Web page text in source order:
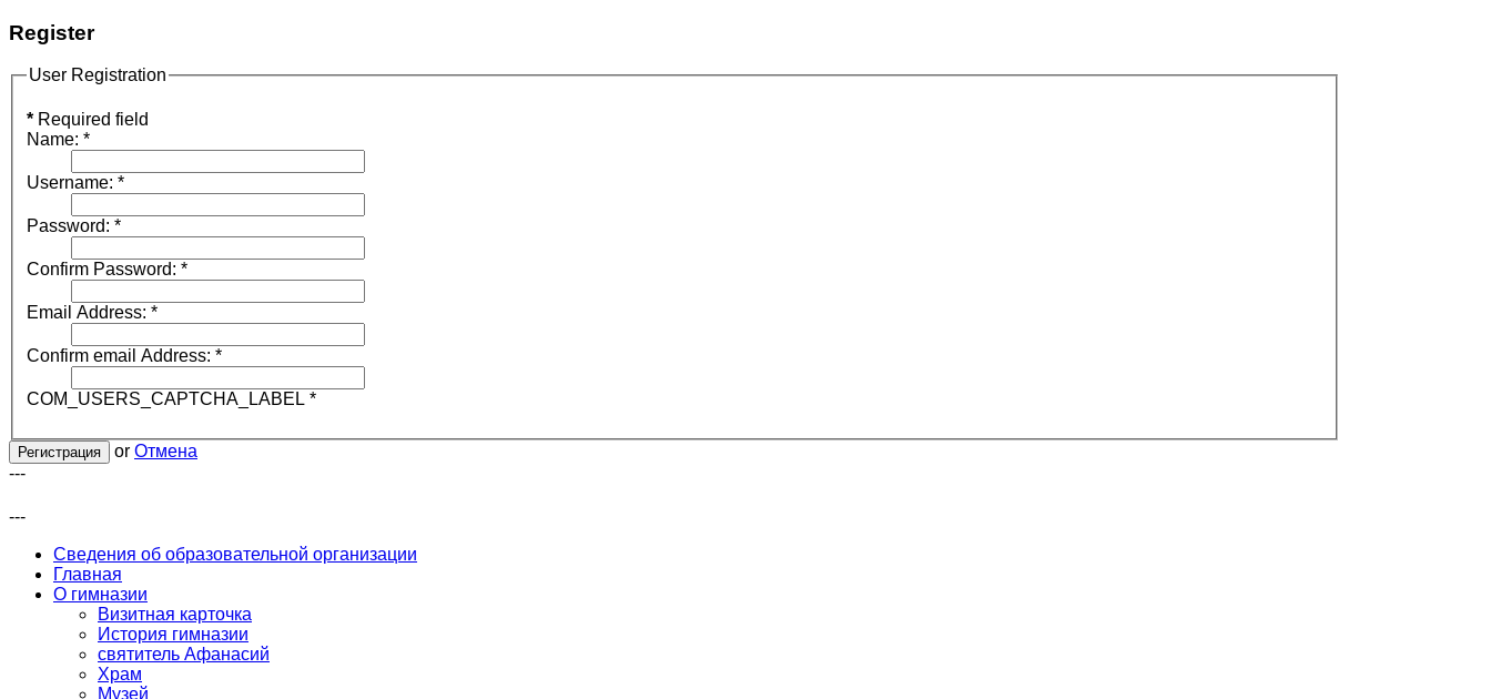
Register
User Registration
* Required field
Name: *
Username: *
Password: *
Confirm Password: *
Email Address: *
Confirm email Address: *
COM_USERS_CAPTCHA_LABEL *
Регистрация or Отмена
---
---
Сведения об образовательной организации
Главная
О гимназии
Визитная карточка
История гимназии
святитель Афанасий
Храм
Музей